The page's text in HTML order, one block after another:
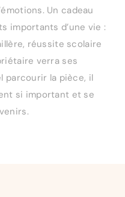
Un cadeau
importants d’une vie :
réussite scolaire
verra ses
parcourir la pièce, il
si important et se